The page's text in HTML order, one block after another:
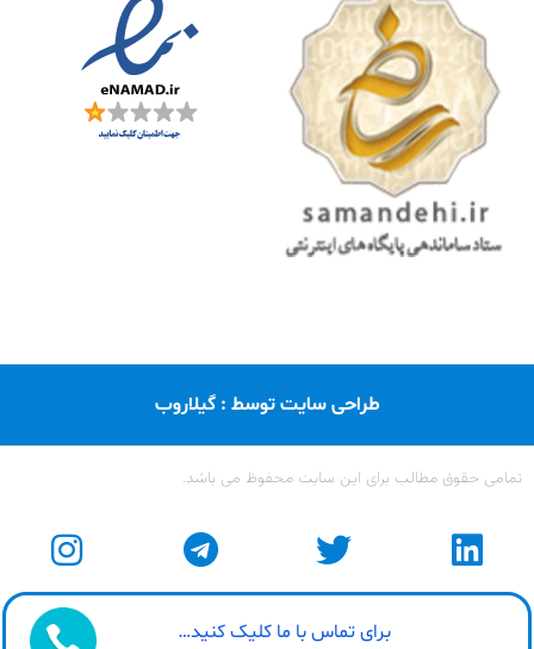
طراحی سایت توسط : گیلاروب
تمامی حقوق مطالب برای این سایت محفوظ می باشد.
برای تماس با ما کلیک کنید…